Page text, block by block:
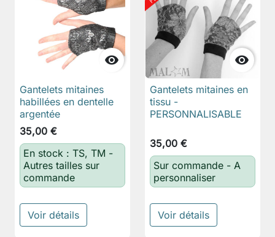

Gantelets mitaines
habillées en dentelle
argentée
35,00 €
En stock : TS, TM -
Autres tailles sur
commande
Voir détails

Gantelets mitaines en
tissu -
PERSONNALISABLE
35,00 €
Sur commande - A
personnaliser
Voir détails